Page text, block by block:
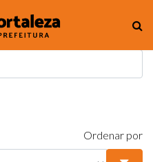
Ordenar por